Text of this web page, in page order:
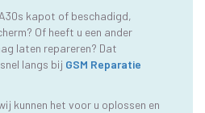
kapot of beschadigd,
Of heeft u een ander
laten repareren? Dat
langs bij GSM Reparatie
kunnen het voor u oplossen en